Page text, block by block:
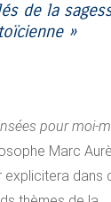
de la
»
pour moi-
Marc
explicitera dans